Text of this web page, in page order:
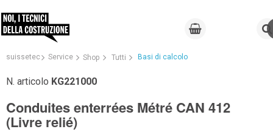
suissetec Service Shop Tutti Basi di calcolo
N. articolo KG221000
Conduites enterrées Métré CAN 412
(Livre relié)